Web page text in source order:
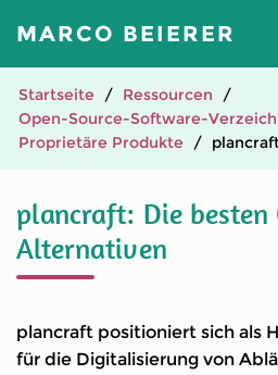
MARCO BEIERER
Startseite
Ressourcen
Open-Source-Software-
Proprietäre Produkte
plancraft: Die besten
Alternativen
plancraft positioniert sich als
für die Digitalisierung von